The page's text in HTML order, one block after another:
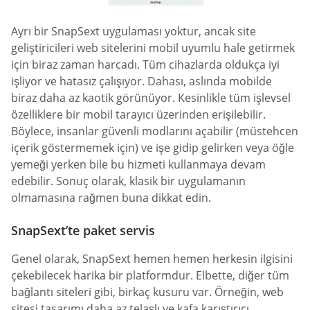
Ayrı bir SnapSext uygulaması yoktur, ancak site
geliştiricileri web sitelerini mobil uyumlu hale getirmek
için biraz zaman harcadı. Tüm cihazlarda oldukça iyi
işliyor ve hatasız çalışıyor. Dahası, aslında mobilde
biraz daha az kaotik görünüyor. Kesinlikle tüm işlevsel
özelliklere bir mobil tarayıcı üzerinden erişilebilir.
Böylece, insanlar güvenli modlarını açabilir (müstehcen
içerik göstermemek için) ve işe gidip gelirken veya öğle
yemeği yerken bile bu hizmeti kullanmaya devam
edebilir. Sonuç olarak, klasik bir uygulamanın
olmamasına rağmen buna dikkat edin.
SnapSext’te paket servis
Genel olarak, SnapSext hemen hemen herkesin ilgisini
çekebilecek harika bir platformdur. Elbette, diğer tüm
bağlantı siteleri gibi, birkaç kusuru var. Örneğin, web